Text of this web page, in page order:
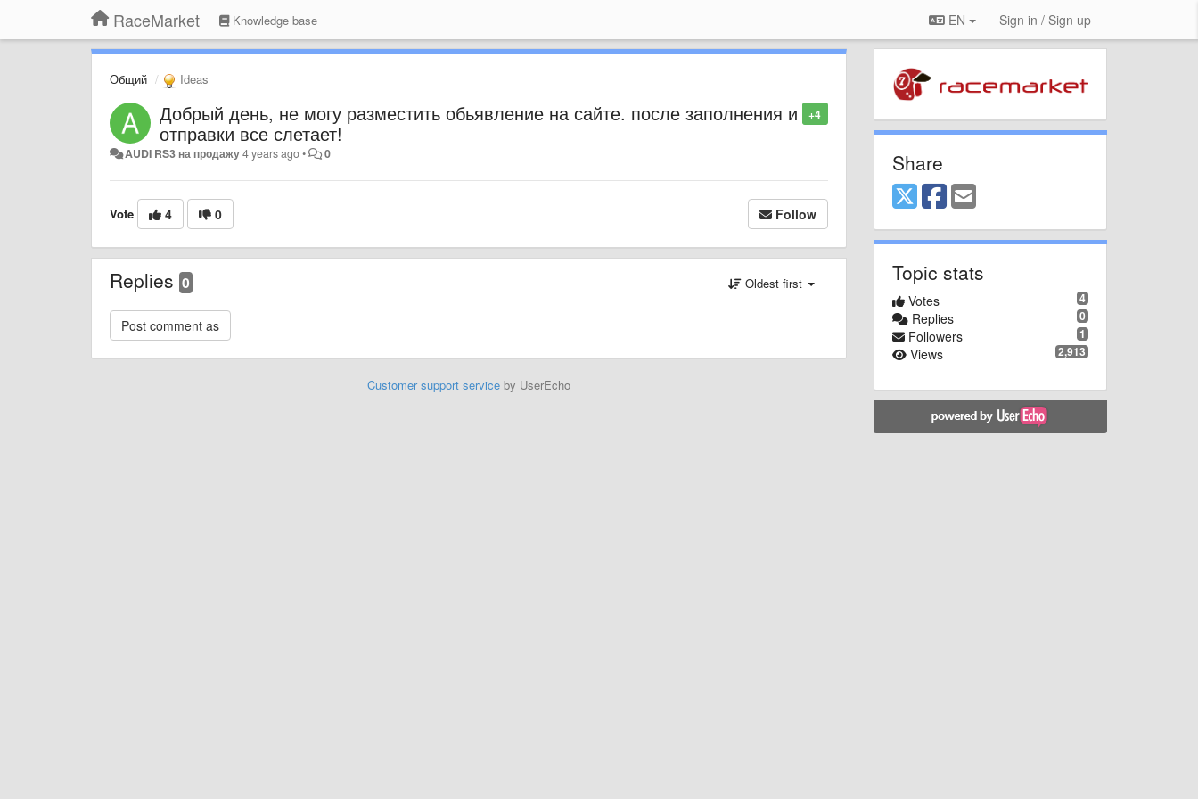
RaceMarket Knowledge base EN Sign in / Sign up
Общий Ideas
+4
Добрый день, не могу разместить обьявление на сайте. после заполнения и
отправки все слетает!
AUDI RS3 на продажу4 years ago• 0
Vote 4 0 Follow
Replies 0 Oldest first
Customer support serviceby UserEcho
Share
Topic stats
4
Votes
0
Replies
1
Followers
2,913
Views